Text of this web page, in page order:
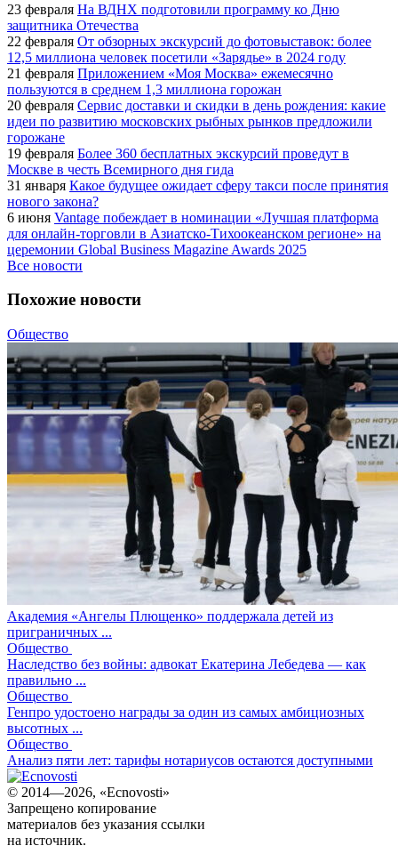
23 февраля На ВДНХ подготовили программу ко Дню
защитника Отечества
22 февраля От обзорных экскурсий до фотовыставок: более
12,5 миллиона человек посетили «Зарядье» в 2024 году
21 февраля Приложением «Моя Москва» ежемесячно
пользуются в среднем 1,3 миллиона горожан
20 февраля Сервис доставки и скидки в день рождения: какие
идеи по развитию московских рыбных рынков предложили
горожане
19 февраля Более 360 бесплатных экскурсий проведут в
Москве в честь Всемирного дня гида
31 января Какое будущее ожидает сферу такси после принятия
нового закона?
6 июня Vantage побеждает в номинации «Лучшая платформа
для онлайн-торговли в Азиатско-Тихоокеанском регионе» на
церемонии Global Business Magazine Awards 2025
Все новости
Похожие новости
Общество
Академия «Ангелы Плющенко» поддержала детей из
приграничных ...
Общество
Наследство без войны: адвокат Екатерина Лебедева — как
правильно ...
Общество
Генпро удостоено награды за один из самых амбициозных
высотных ...
Общество
Анализ пяти лет: тарифы нотариусов остаются доступными
© 2014—2026, «Ecnovosti»
Запрещено копирование
материалов без указания ссылки
на источник.